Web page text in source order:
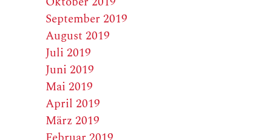
September 2019
August 2019
Juli 2019
Juni 2019
Mai 2019
April 2019
März 2019